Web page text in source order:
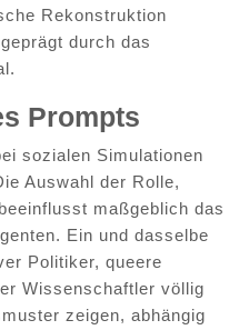
Rekonstruktion
durch das
Prompts
sozialen Simulationen
Auswahl der Rolle,
maßgeblich das
Ein und dasselbe
Politiker, queere
Wissenschaftler völlig
zeigen, abhängig